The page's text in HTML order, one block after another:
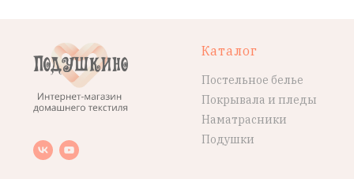
Каталог
Постельное белье
Покрывала и пледы
Наматрасники
Подушки